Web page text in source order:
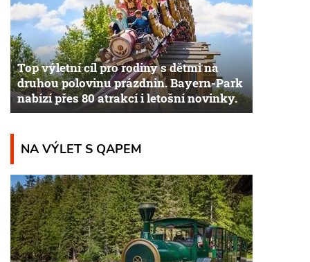
Top výletní cíl pro rodiny s dětmi na
druhou polovinu prázdnin. Bayern-Park
nabízí přes 80 atrakcí i letošní novinky.
NA VÝLET S QAPEM